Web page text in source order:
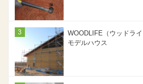
WOODLIFE（ウッドラ
モデルハウス